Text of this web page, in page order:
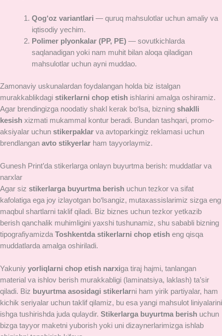
Qog‘oz variantlari — quruq mahsulotlar uchun amaliy va
iqtisodiy yechim.
Polimer plyonkalar (PP, PE)— sovutkichlarda
saqlanadigan yoki nam muhit bilan aloqa qiladigan
mahsulotlar uchun ayni muddao.
Zamonaviy uskunalardan foydalangan holda biz istalgan
murakkablikdagi stikerlarni chop etish ishlarini amalga oshiramiz.
Agar brendingizga noodatiy shakl kerak bo‘lsa, bizning shaklli
kesish xizmati mukammal kontur beradi. Bundan tashqari, promo-
aksiyalar uchun stikerpaklar va avtoparkingiz reklamasi uchun
brendlangan avto stikyerlar ham tayyorlaymiz.
Gunesh Print’da stikerlarga onlayn buyurtma berish: muddatlar va
narxlar
Agar siz stikerlarga buyurtma berish uchun tezkor va sifat
kafolatiga ega joy izlayotgan bo‘lsangiz, mutaxassislarimiz sizga eng
maqbul shartlarni taklif qiladi. Biz biznes uchun tezkor yetkazib
berish qanchalik muhimligini yaxshi tushunamiz, shu sababli bizning
tipografiyamizda Toshkentda stikerlarni chop etish eng qisqa
muddatlarda amalga oshiriladi.
Yakuniy yorliqlarni chop etish narxiga tiraj hajmi, tanlangan
material va ishlov berish murakkabligi (laminatsiya, laklash) ta’sir
qiladi. Biz buyurtma asosidagi stikerlarni ham yirik partiyalar, ham
kichik seriyalar uchun taklif qilamiz, bu esa yangi mahsulot liniyalarini
ishga tushirishda juda qulaydir. Stikerlarga buyurtma berish uchun
bizga tayyor maketni yuborish yoki uni dizaynerlarimizga ishlab